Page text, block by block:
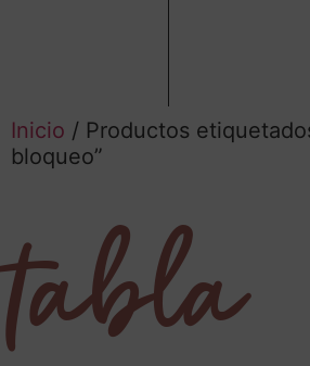
Inicio / Productos
bloqueo”
tabla